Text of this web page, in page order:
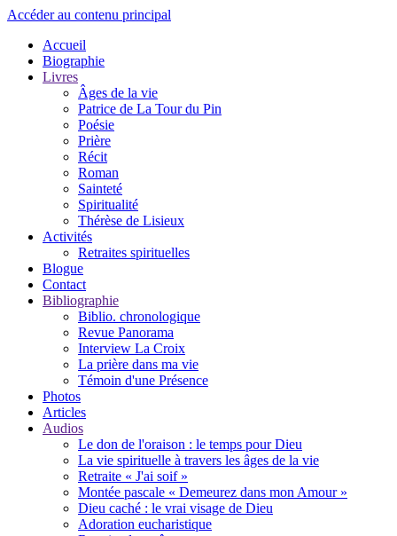
Accéder au contenu principal
Accueil
Biographie
Livres
Âges de la vie
Patrice de La Tour du Pin
Poésie
Prière
Récit
Roman
Sainteté
Spiritualité
Thérèse de Lisieux
Activités
Retraites spirituelles
Blogue
Contact
Bibliographie
Biblio. chronologique
Revue Panorama
Interview La Croix
La prière dans ma vie
Témoin d'une Présence
Photos
Articles
Audios
Le don de l'oraison : le temps pour Dieu
La vie spirituelle à travers les âges de la vie
Retraite « J'ai soif »
Montée pascale « Demeurez dans mon Amour »
Dieu caché : le vrai visage de Dieu
Adoration eucharistique